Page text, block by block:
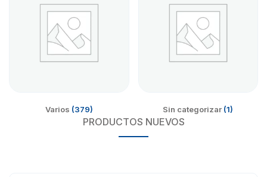
Varios (379) Sin categorizar (1)
PRODUCTOS NUEVOS